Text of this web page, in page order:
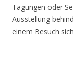
Tagungen oder
Ausstellung
einem Besuch